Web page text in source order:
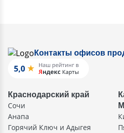
Контакты офисов
Краснодарский край
Сочи
Анапа
Горячий Ключ и Адыгея